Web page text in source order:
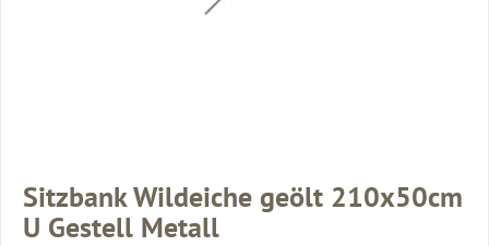
Sitzbank Wildeiche geölt 210x50cm
U Gestell Metall